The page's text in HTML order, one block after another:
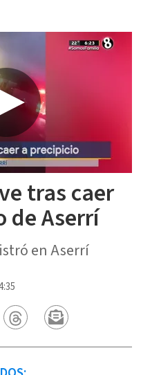
tras caer
de Aserrí
en Aserrí